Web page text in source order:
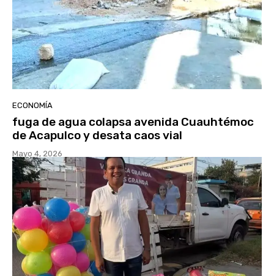
ECONOMÍA
fuga de agua colapsa avenida Cuauhtémoc
de Acapulco y desata caos vial
Mayo 4, 2026